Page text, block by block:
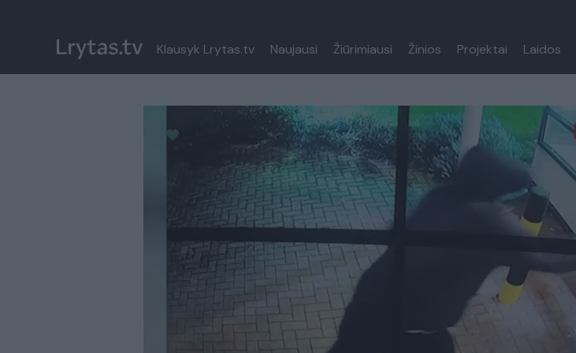
Klausyk Lrytas.tv Naujausi Žiūrimiausi Žinios Projektai Laidos